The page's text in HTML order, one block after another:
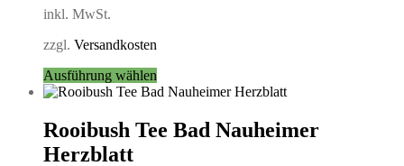
der
Produktseite
gewählt
werden
inkl. MwSt.
zzgl. Versandkosten
Ausführung wählen
Produkt
mehrere
Varianten
Rooibush Tee Bad Nauheimer
Herzblatt